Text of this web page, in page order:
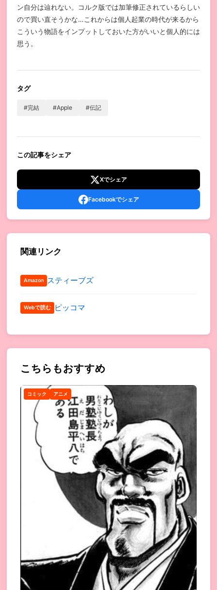
ン自分は辿れない。コルク版では加筆修正されているらしい
ので買い直そうかな…これからは個人起業の時代が来るから
こういう物語をインプットしておいた方がいいと個人的には
思う。
タグ
#完結 #Apple #伝記
この記事をシェア
Xでシェア
Facebookでシェア
関連リンク
Amazon スティーブズ
Webで読む ピッコマ
こちらもおすすめ
コミック アニメ